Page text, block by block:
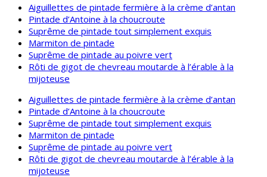
Aiguillettes de pintade fermière à la crème d’antan
Pintade d’Antoine à la choucroute
Suprême de pintade tout simplement exquis
Marmiton de pintade
Suprême de pintade au poivre vert
Rôti de gigot de chevreau moutarde à l’érable à la
mijoteuse
Aiguillettes de pintade fermière à la crème d’antan
Pintade d’Antoine à la choucroute
Suprême de pintade tout simplement exquis
Marmiton de pintade
Suprême de pintade au poivre vert
Rôti de gigot de chevreau moutarde à l’érable à la
mijoteuse